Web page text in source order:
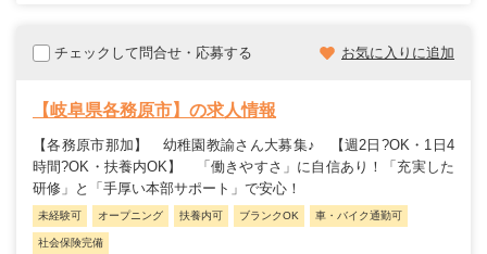
チェックして問合せ・応募する お気に入りに追加
【岐阜県各務原市】の求人情報
【各務原市那加】 幼稚園教諭さん大募集♪ 【週2日?OK・1日4
時間?OK・扶養内OK】 「働きやすさ」に自信あり！「充実した
研修」と「手厚い本部サポート」で安心！
未経験可 オープニング 扶養内可 ブランクOK 車・バイク通勤可
社会保険完備